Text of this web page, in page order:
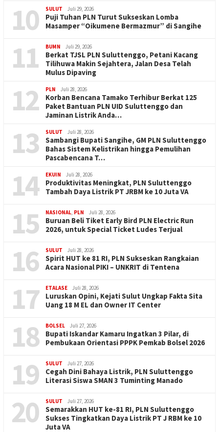
10 SULUT Juli 29, 2026
Puji Tuhan PLN Turut Sukseskan Lomba
Masamper “Oikumene Bermazmur” di Sangihe
11 BUMN Juli 29, 2026
Berkat TJSL PLN Suluttenggo, Petani Kacang
Tilihuwa Makin Sejahtera, Jalan Desa Telah
Mulus Dipaving
12 PLN Juli 28, 2026
Korban Bencana Tamako Terhibur Berkat 125
Paket Bantuan PLN UID Suluttenggo dan
Jaminan Listrik Anda…
13 SULUT Juli 28, 2026
Sambangi Bupati Sangihe, GM PLN Suluttenggo
Bahas Sistem Kelistrikan hingga Pemulihan
Pascabencana T…
14 EKUIN Juli 28, 2026
Produktivitas Meningkat, PLN Suluttenggo
Tambah Daya Listrik PT JRBM ke 10 Juta VA
15 NASIONAL PLN Juli 28, 2026
Buruan Beli Tiket Early Bird PLN Electric Run
2026, untuk Special Ticket Ludes Terjual
16 SULUT Juli 28, 2026
Spirit HUT ke 81 RI, PLN Sukseskan Rangkaian
Acara Nasional PIKI – UNKRIT di Tentena
17 ETALASE Juli 28, 2026
Luruskan Opini, Kejati Sulut Ungkap Fakta Sita
Uang 18 M EL dan Owner IT Center
18 BOLSEL Juli 27, 2026
Bupati Iskandar Kamaru Ingatkan 3 Pilar, di
Pembukaan Orientasi PPPK Pemkab Bolsel 2026
19 SULUT Juli 27, 2026
Cegah Dini Bahaya Listrik, PLN Suluttenggo
Literasi Siswa SMAN 3 Tuminting Manado
20 SULUT Juli 27, 2026
Semarakkan HUT ke-81 RI, PLN Suluttenggo
Sukses Tingkatkan Daya Listrik PT J RBM ke 10
Juta VA